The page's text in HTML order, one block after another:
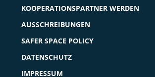
KOOPERATIONSPARTNER WERDEN
AUSSCHREIBUNGEN
SAFER SPACE POLICY
DATENSCHUTZ
IMPRESSUM